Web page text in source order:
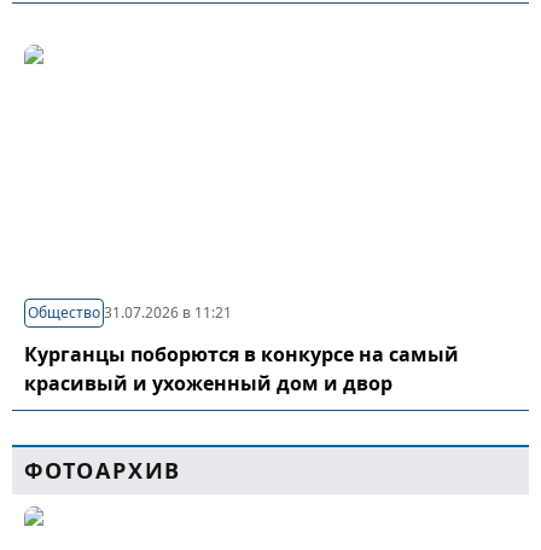
Общество31.07.2026 в 11:21
Курганцы поборются в конкурсе на самый
красивый и ухоженный дом и двор
ФОТОАРХИВ